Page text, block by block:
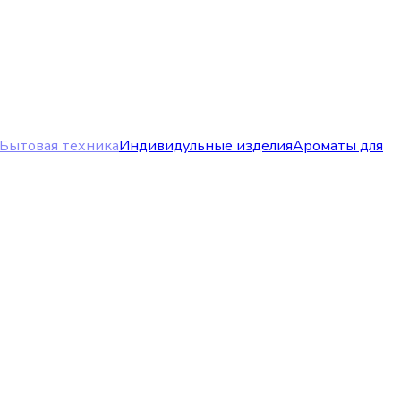
Бытовая техникаИндивидульные изделияАроматы для